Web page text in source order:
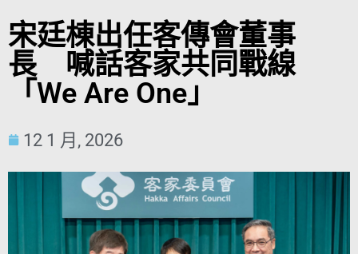
宋廷棟出任客傳會董事
長 喊話客家共同戰線
「We Are One」
12 1 月, 2026